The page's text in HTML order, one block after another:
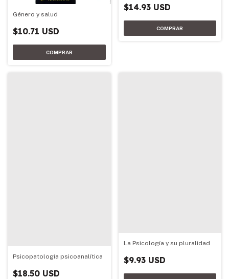
Género y salud
$10.71 USD
$14.93 USD
Psicopatología psicoanalítica
$18.50 USD
La Psicología y su pluralidad
$9.93 USD